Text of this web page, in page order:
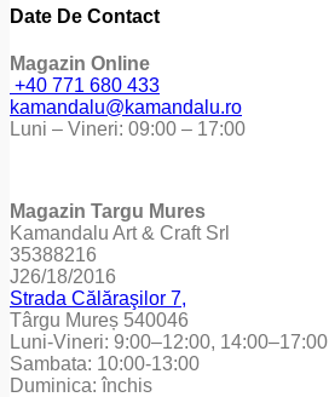
Date De Contact
Magazin Online
+40 771 680 433
kamandalu@kamandalu.ro
Luni – Vineri: 09:00 – 17:00
Magazin Targu Mures
Kamandalu Art & Craft Srl
35388216
J26/18/2016
Strada Călăraşilor 7,
Târgu Mureș 540046
Luni-Vineri: 9:00–12:00, 14:00–17:00
Sambata: 10:00-13:00
Duminica: închis